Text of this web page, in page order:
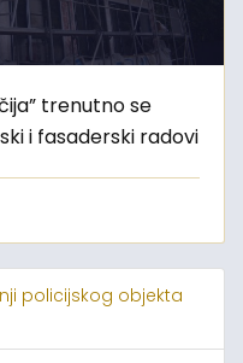
trenutno se
i fasaderski radovi
policijskog objekta